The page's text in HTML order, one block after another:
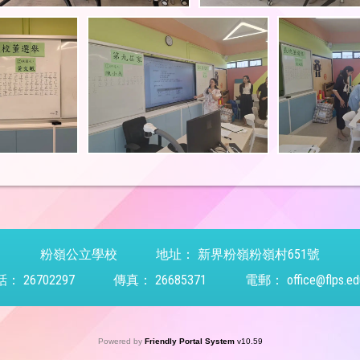
粉嶺公立學校 地址：
新界粉嶺粉嶺村651號
： 26702297 傳真： 26685371 電郵：
Powered by Friendly Portal System v10.59